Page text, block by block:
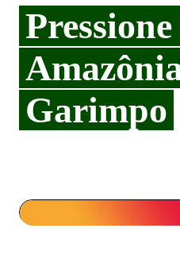
Garimpo